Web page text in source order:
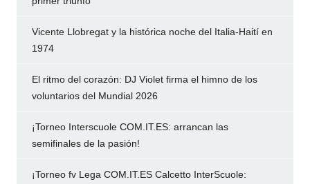
Vicente Llobregat y la histórica noche del Italia-Haití en
1974
El ritmo del corazón: DJ Violet firma el himno de los
voluntarios del Mundial 2026
¡Torneo Interscuole COM.IT.ES: arrancan las
semifinales de la pasión!
¡Torneo fv Lega COM.IT.ES Calcetto InterScuole: